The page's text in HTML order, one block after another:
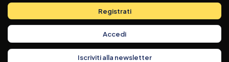
Registrati
Accedi
Iscriviti alla newsletter